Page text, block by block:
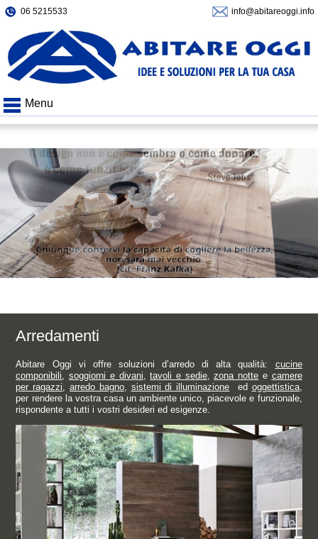
info@abitareoggi.info
06 5215533
Menu
Arredamenti
Abitare Oggi vi offre soluzioni d’arredo di alta qualità: cucine
componibili,soggiorni e divani,tavoli e sedie,zona notte e camere
per ragazzi,arredo bagno, sistemi di illuminazione ed oggettistica,
per rendere la vostra casa un ambiente unico, piacevole e funzionale,
rispondente a tutti i vostri desideri ed esigenze.